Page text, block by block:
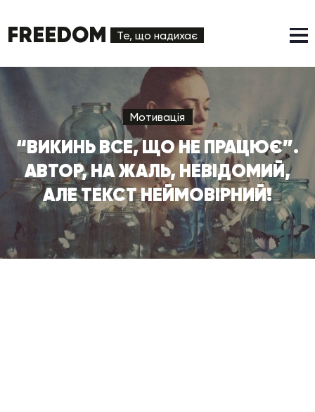
FREEDOM Те, що надихає
Мотивація
“ВИКИНЬ ВСЕ, ЩО НЕ ПРАЦЮЄ”.
АВТОР, НА ЖАЛЬ, НЕВІДОМИЙ,
АЛЕ ТЕКСТ НЕЙМОВІРНИЙ!